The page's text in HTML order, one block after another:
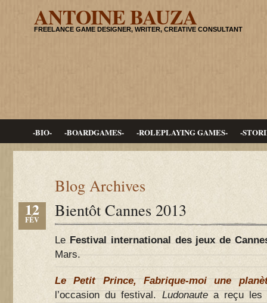
ANTOINE BAUZA
FREELANCE GAME DESIGNER, WRITER, CREATIVE CONSULTANT
-BIO- -BOARDGAMES- -ROLEPLAYING GAMES- -
Blog Archives
12
FÉV Bientôt Cannes 2013
LeFestival international des jeux de
Mars.
Le Petit Prince, Fabrique-moi une
l’occasion du festival.Ludonautea reçu les